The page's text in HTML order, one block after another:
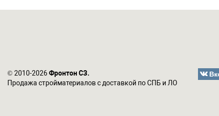
© 2010-2026Фронтон СЗ.
Продажа стройматериалов с доставкой по СПБ и ЛО